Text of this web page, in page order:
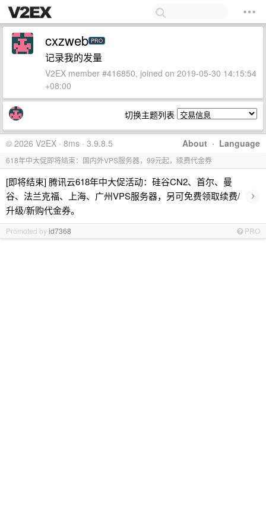
cxzweb PRO
记录我的发量
V2EX member #416850, joined on 2019-05-30 14:15:54
+08:00
切换主题列表
About · Language
© 2026 V2EX · 8ms · 3.9.8.5
618年中大促即将结束：国内外VPS服务器，99元起，续费代金券
[即将结束] 腾讯云618年中大促活动：硅谷CN2、首尔、曼
谷、法兰克福、上海、广州VPS服务器，另可免费领取续费/
升级/新购代金券。
›
Promoted byid7368 PRO